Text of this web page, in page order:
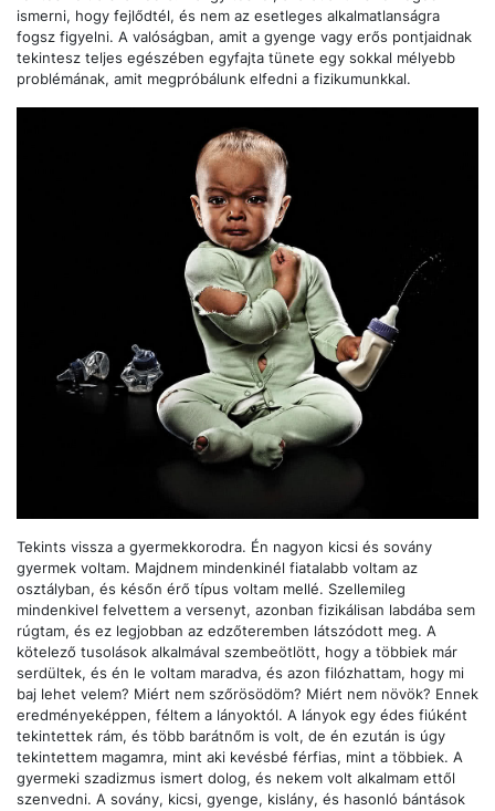
ismerni, hogy fejlődtél, és nem az esetleges alkalmatlanságra
fogsz figyelni. A valóságban, amit a gyenge vagy erős pontjaidnak
tekintesz teljes egészében egyfajta tünete egy sokkal mélyebb
problémának, amit megpróbálunk elfedni a fizikumunkkal.
Tekints vissza a gyermekkorodra. Én nagyon kicsi és sovány
gyermek voltam. Majdnem mindenkinél fiatalabb voltam az
osztályban, és későn érő típus voltam mellé. Szellemileg
mindenkivel felvettem a versenyt, azonban fizikálisan labdába sem
rúgtam, és ez legjobban az edzőteremben látszódott meg. A
kötelező tusolások alkalmával szembeötlött, hogy a többiek már
serdültek, és én le voltam maradva, és azon filózhattam, hogy mi
baj lehet velem? Miért nem szőrösödöm? Miért nem növök? Ennek
eredményeképpen, féltem a lányoktól. A lányok egy édes fiúként
tekintettek rám, és több barátnőm is volt, de én ezután is úgy
tekintettem magamra, mint aki kevésbé férfias, mint a többiek. A
gyermeki szadizmus ismert dolog, és nekem volt alkalmam ettől
szenvedni. A sovány, kicsi, gyenge, kislány, és hasonló bántások